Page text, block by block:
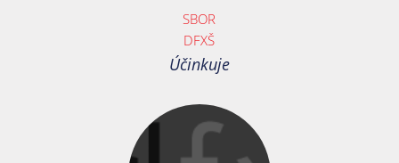
SBOR
DFXŠ
Účinkuje